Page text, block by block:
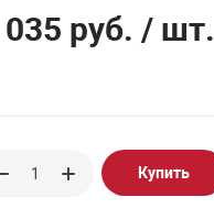
руб. / шт.
Купить